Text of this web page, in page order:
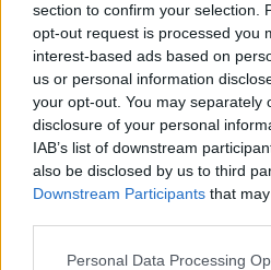
section to confirm your selection.
opt-out request is processed you
interest-based ads based on
us or personal information
your opt-out. You may separately
disclosure of your personal
IAB’s list of downstream
also be disclosed by us to third
Downstream Participants that
Please note that this website/app
Personal Data Processing
Illustratie in anime-stijl van
Knife-pantser tegenover de
een Crucible Knight met
brandende binnenplaats
Klik of tik op de afbeelding
hogere